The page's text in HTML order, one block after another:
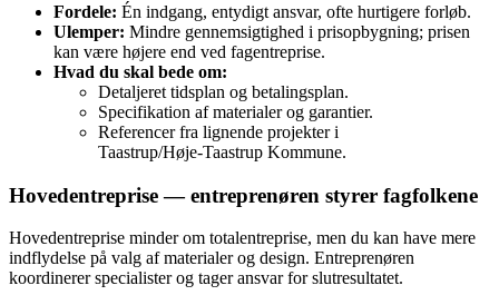
Fordele: Én indgang, entydigt ansvar, ofte hurtigere forløb.
Ulemper: Mindre gennemsigtighed i prisopbygning; prisen
kan være højere end ved fagentreprise.
Hvad du skal bede om:
Detaljeret tidsplan og betalingsplan.
Specifikation af materialer og garantier.
Referencer fra lignende projekter i
Taastrup/Høje‑Taastrup Kommune.
Hovedentreprise — entreprenøren styrer fagfolkene
Hovedentreprise minder om totalentreprise, men du kan have mere
indflydelse på valg af materialer og design. Entreprenøren
koordinerer specialister og tager ansvar for slutresultatet.